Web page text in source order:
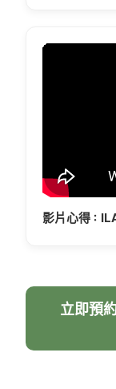
影片心得：
立即預